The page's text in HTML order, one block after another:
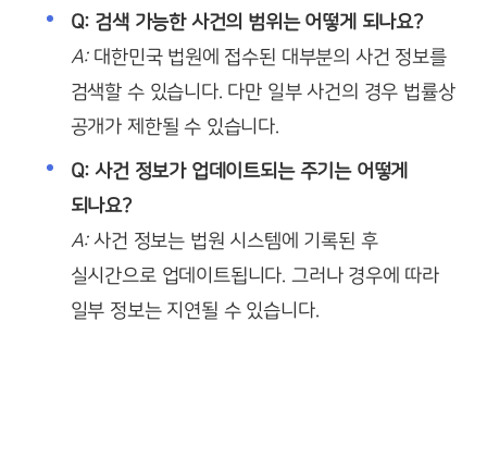
Q: 검색 가능한 사건의 범위는 어떻게 되나요?
A:대한민국 법원에 접수된 대부분의 사건 정보를
검색할 수 있습니다. 다만 일부 사건의 경우 법률상
공개가 제한될 수 있습니다.
Q: 사건 정보가 업데이트되는 주기는 어떻게
되나요?
A:사건 정보는 법원 시스템에 기록된 후
실시간으로 업데이트됩니다. 그러나 경우에 따라
일부 정보는 지연될 수 있습니다.